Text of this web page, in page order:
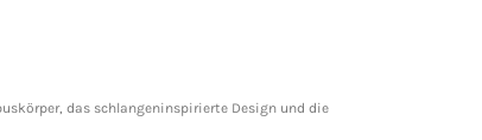
das schlangeninspirierte Design und die